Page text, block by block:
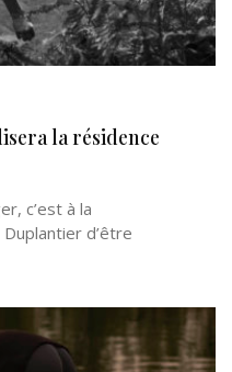
la résidence
c’est à la
d’être